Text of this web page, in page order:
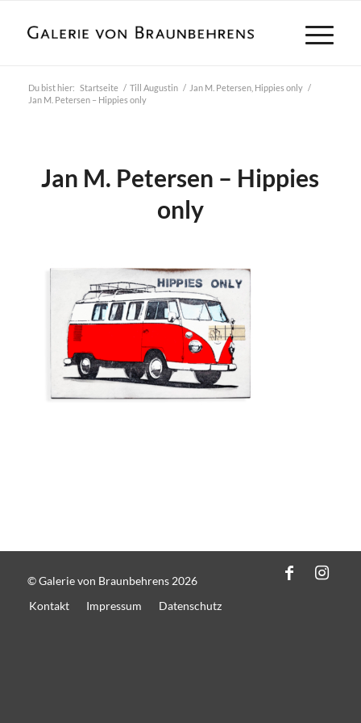
Du bist hier: Startseite / Till Augustin / Jan M. Petersen, Hippies only /
Jan M. Petersen – Hippies only
Jan M. Petersen – Hippies
only
© Galerie von Braunbehrens 2026
Kontakt
Impressum Datenschutz